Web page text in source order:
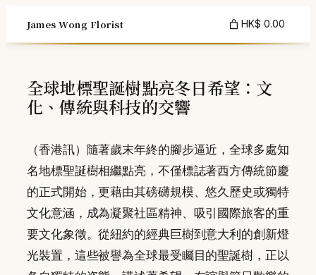
content
James Wong Florist HK$ 0.00
全球地標聖誕樹點亮冬日希望：文
化、傳統與科技的交響
（香港訊）隨著歲末年終的腳步逼近，全球多處知
名地標聖誕樹相繼點亮，不僅標誌著西方傳統節慶
的正式開始，更藉由其磅礴規模、悠久歷史或獨特
文化意涵，成為凝聚社區精神、吸引國際旅客的重
要文化象徵。從紐約的經典巨樹到意大利的創新燈
光裝置，這些被譽為全球最受矚目的聖誕樹，正以